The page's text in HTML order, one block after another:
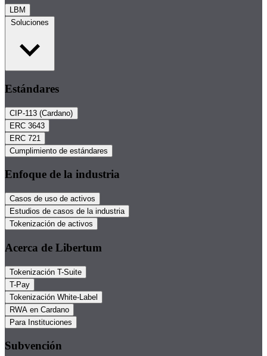
LBM
Soluciones
Estándares
CIP-113 (Cardano)
ERC 3643
ERC 721
Cumplimiento de estándares
Enfoque de la industria
Casos de uso de activos
Estudios de casos de la industria
Tokenización de activos
Acerca de Libertum
Tokenización T-Suite
T-Pay
Tokenización White-Label
RWA en Cardano
Para Instituciones
Subvención